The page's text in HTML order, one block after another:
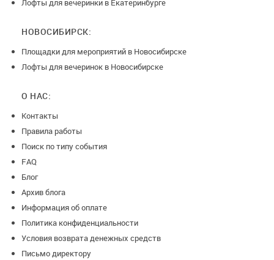
Лофты для вечеринки в Екатеринбурге
НОВОСИБИРСК:
Площадки для мероприятий в Новосибирске
Лофты для вечеринок в Новосибирске
О НАС:
Контакты
Правила работы
Поиск по типу события
FAQ
Блог
Архив блога
Информация об оплате
Политика конфиденциальности
Условия возврата денежных средств
Письмо директору